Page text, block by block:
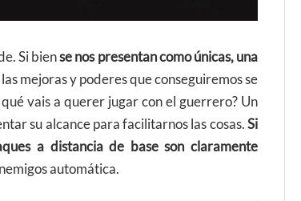
Si biense nos presentan como únicas, una
las mejoras y poderes que conseguiremos se
vais a querer jugar con el guerrero? Un
su alcance para facilitarnos las cosas.Si
a distancia de base son claramente
automática.